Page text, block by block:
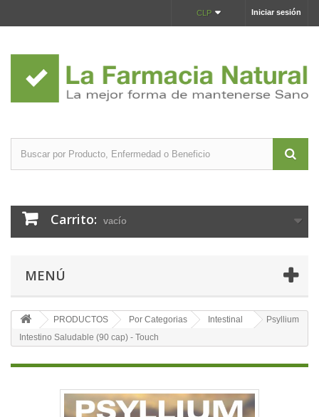
Iniciar sesión
CLP
Carrito: vacío
MENÚ
PRODUCTOS Por Categorias Intestinal
Psyllium
Intestino Saludable (90 cap) - Touch